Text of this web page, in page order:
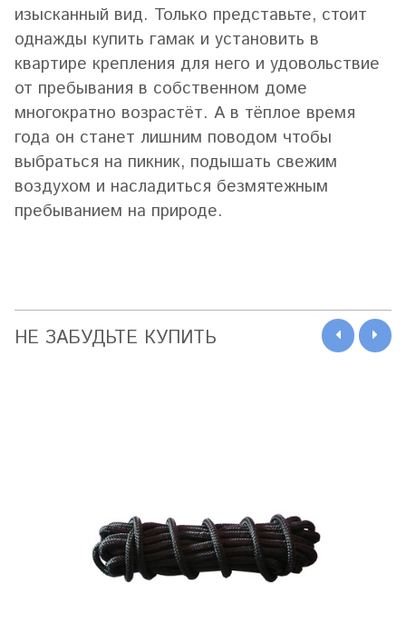
изысканный вид. Только представьте, стоит
однажды купить гамак и установить в
квартире крепления для него и удовольствие
от пребывания в собственном доме
многократно возрастёт. А в тёплое время
года он станет лишним поводом чтобы
выбраться на пикник, подышать свежим
воздухом и насладиться безмятежным
пребыванием на природе.
НЕ ЗАБУДЬТЕ КУПИТЬ